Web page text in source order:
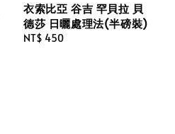
衣索比亞 谷吉 罕貝拉 貝
德莎 日曬處理法(半磅裝)
Regular
NT$ 450